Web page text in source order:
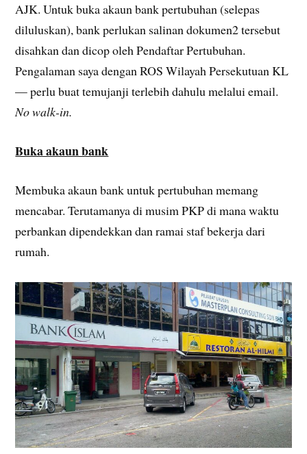
AJK. Untuk buka akaun bank pertubuhan (selepas
diluluskan), bank perlukan salinan dokumen2 tersebut
disahkan dan dicop oleh Pendaftar Pertubuhan.
Pengalaman saya dengan ROS Wilayah Persekutuan KL
— perlu buat temujanji terlebih dahulu melalui email.
No walk-in.
Buka akaun bank
Membuka akaun bank untuk pertubuhan memang
mencabar. Terutamanya di musim PKP di mana waktu
perbankan dipendekkan dan ramai staf bekerja dari
rumah.